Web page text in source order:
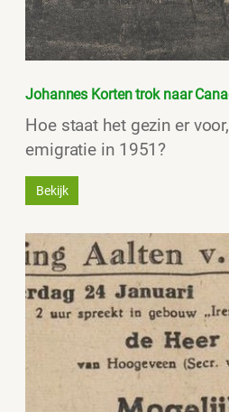
Johannes Korten trok naar
Hoe staat het gezin er
emigratie in 1951?
Bekijk